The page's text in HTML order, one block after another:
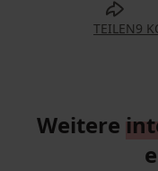
TEILEN9
Weitere